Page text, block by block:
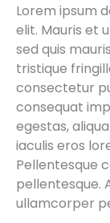
Lorem ipsum
elit. Mauris et
sed quis
tristique
consectetur
consequat
egestas,
iaculis eros
Pellentesque
pellentesque.
ullamcorper